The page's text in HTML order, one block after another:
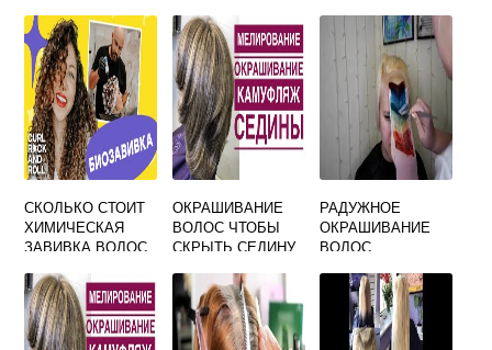
ВЫПРЯМЛЕНИЯ
СКОЛЬКО СТОИТ
ХИМИЧЕСКАЯ
ЗАВИВКА ВОЛОС
ОКРАШИВАНИЕ
ВОЛОС ЧТОБЫ
СКРЫТЬ СЕДИНУ
РАДУЖНОЕ
ОКРАШИВАНИЕ
ВОЛОС